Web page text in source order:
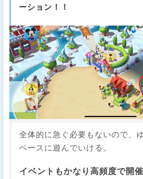
ーション！！
全体的に急ぐ必要もないので、
ペースに遊んでいける。
イベントもかなり高頻度で開催